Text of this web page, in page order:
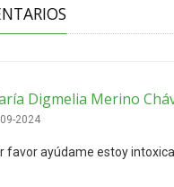
Digmelia Merino
2024
favor ayúdame estoy